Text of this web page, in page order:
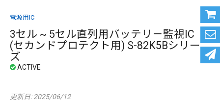
電源用IC
3セル ~ 5セル直列用バッテリ－監視IC
(セカンドプロテクト用) S-82K5Bシリー
ズ
更新日: 2025/06/12